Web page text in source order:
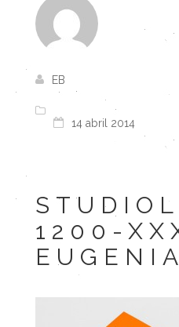
EB
14 abril 2014
1200-